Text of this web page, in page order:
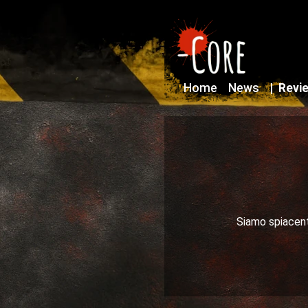
Home News |
Siamo